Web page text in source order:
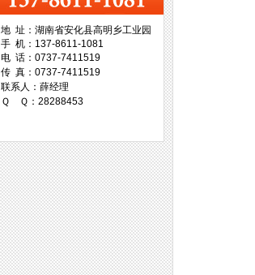
台湾协威机械
台湾万事达切削科技
地 址：湖南省安化县高明乡工业园
手 机：137-8611-1081
电 话：0737-7411519
传 真：0737-7411519
联系人：薛经理
Ｑ Ｑ：28288453